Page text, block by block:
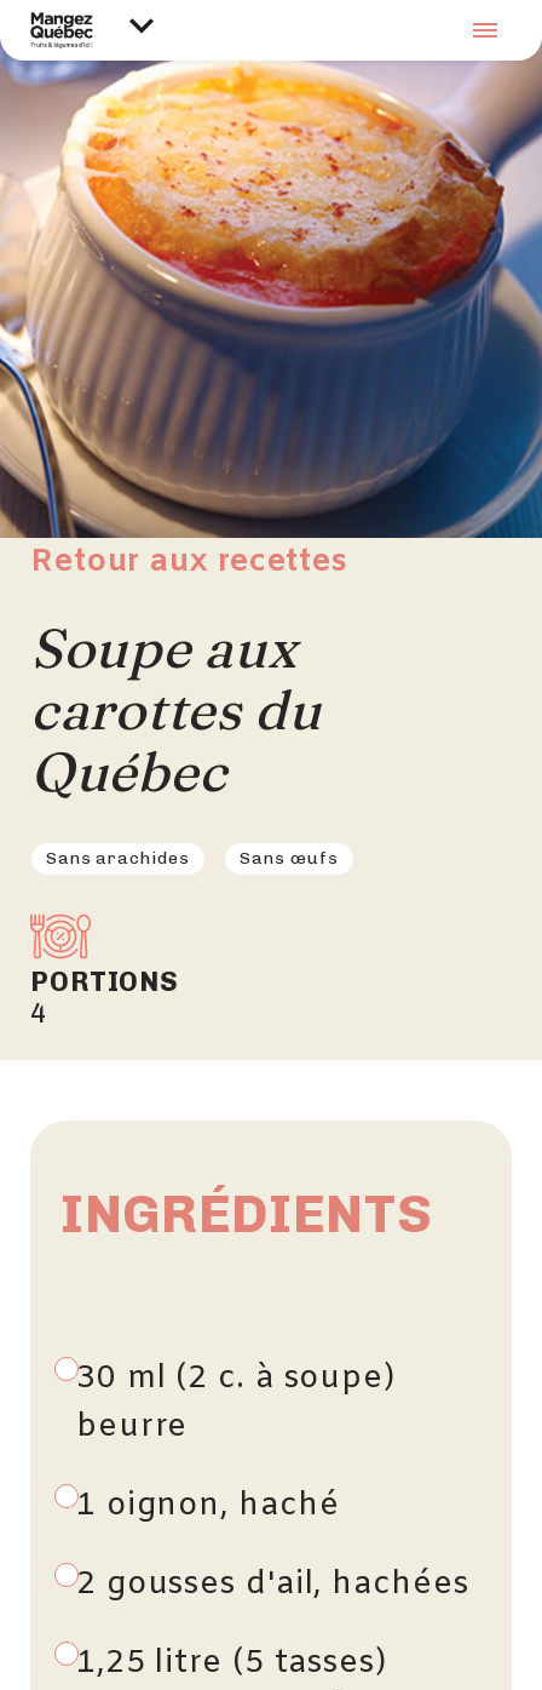
Retour aux recettes
Soupe aux
carottes du
Québec
Sans arachides Sans œufs
PORTIONS
4
INGRÉDIENTS
30 ml (2 c. à soupe)
beurre
1 oignon, haché
2 gousses d'ail, hachées
1,25 litre (5 tasses)